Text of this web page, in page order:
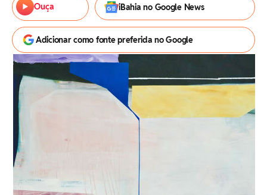
Ouça iBahia no Google News
Adicionar como fonte preferida no Google